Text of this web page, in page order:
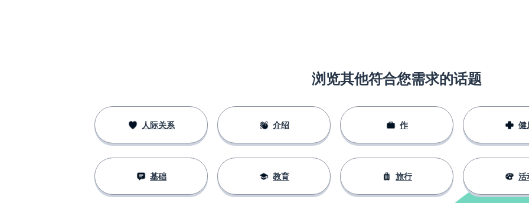
浏览其他符合您需求的话题
人际关系 介绍 作 健
基础 教育 旅行 活